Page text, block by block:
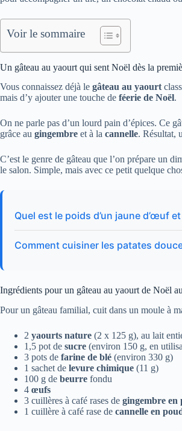
Voir le sommaire
Un gâteau au yaourt qui sent Noël dès la
Vous connaissez déjà le gâteau au yaourt
mais d’y ajouter une touche de féerie de Noël.
On ne parle pas d’un lourd pain d’épices. Ce
grâce au gingembre et à la cannelle. Résultat,
C’est le genre de gâteau que l’on prépare un
le salon. Simple, mais avec ce petit quelque
Quel est le poids d’un jaune d’œuf
Comment cuisiner les patates
Ingrédients pour un gâteau au yaourt de Noël
Pour un gâteau familial, cuit dans un moule à
2 yaourts nature (2 x 125 g), au lait
1,5 pot de sucre (environ 150 g, en
3 pots de farine de blé (environ 330 g)
1 sachet de levure chimique (11 g)
100 g de beurre fondu
4 œufs
3 cuillères à café rases de gingembre en
1 cuillère à café rase de cannelle en